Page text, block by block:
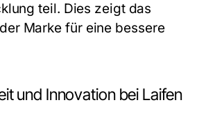
teil. Dies zeigt das
Marke für eine bessere
und Innovation bei Laifen